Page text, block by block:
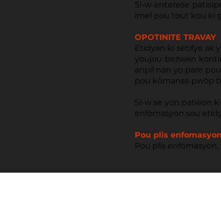
Si-w enterese
imel pou tout kou ki
OPOTINITE TRAVAY
Etidyan ki sètifye ak
youjou bezwen
anpil nan yo pare
pou kòmanse pwòp
Si-w se yon patwon
enfòmasyon sou
Pou plis
Pou plis